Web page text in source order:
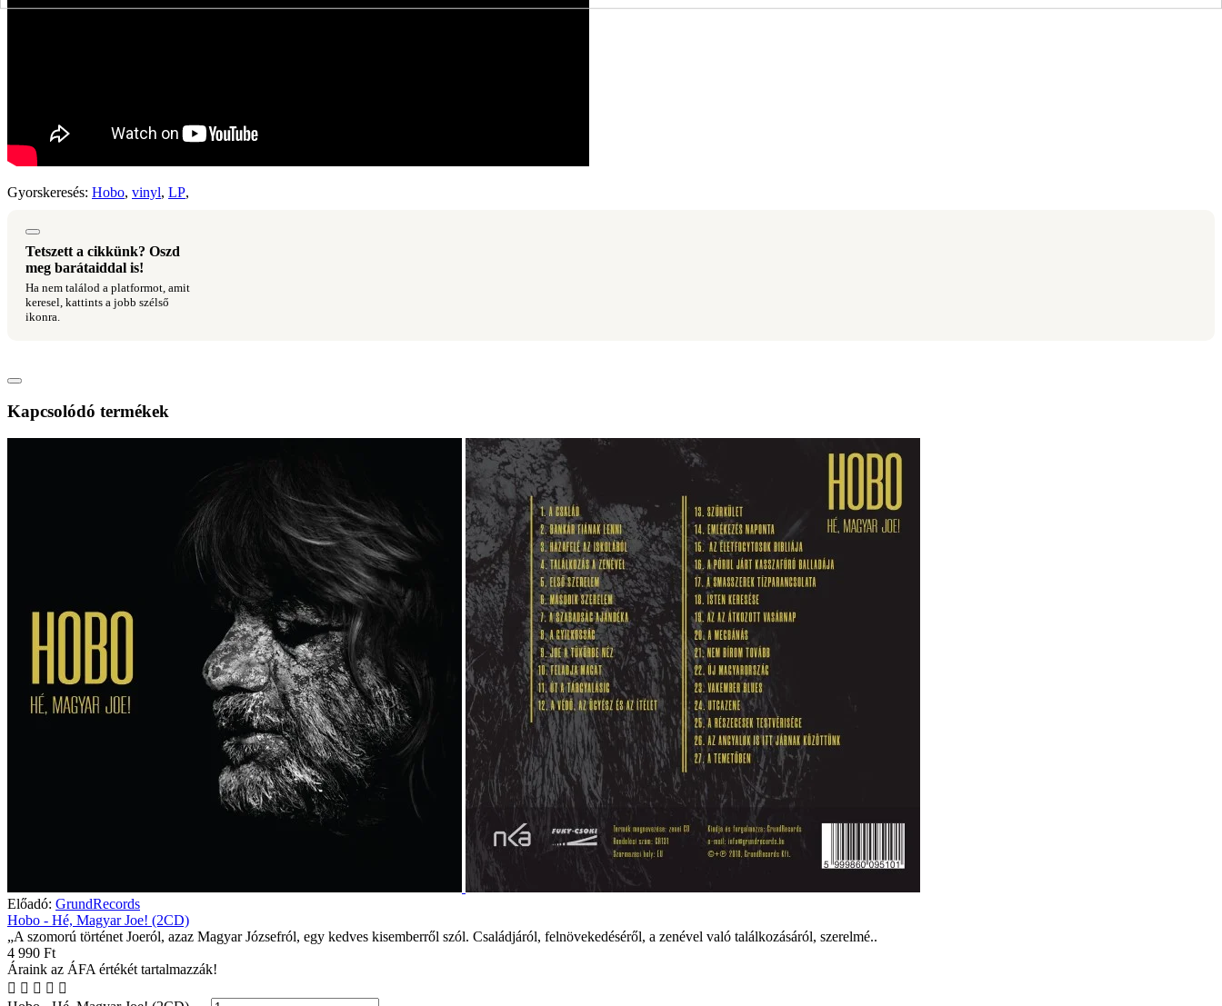
Gyorskeresés: Hobo, vinyl, LP,
Tetszett a cikkünk? Oszd
meg barátaiddal is!
Ha nem találod a platformot, amit
keresel, kattints a jobb szélső
ikonra.
Kapcsolódó termékek
Előadó: GrundRecords
Hobo - Hé, Magyar Joe! (2CD)
„A szomorú történet Joeról, azaz Magyar Józsefról, egy kedves kisemberről szól. Családjáról, felnövekedéséről, a zenével való találkozásáról, szerelmé..
4 990 Ft
Áraink az ÁFA értékét tartalmazzák!